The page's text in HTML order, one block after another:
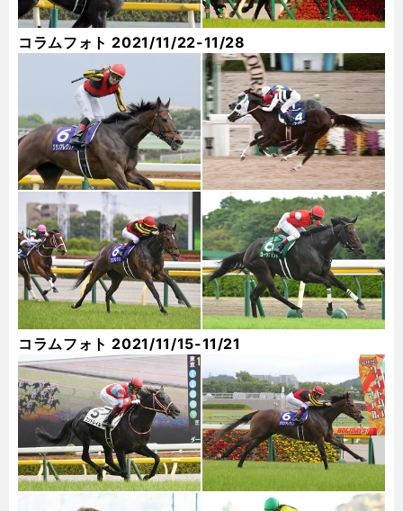
コラムフォト 2021/11/22-11/28
コラムフォト 2021/11/15-11/21